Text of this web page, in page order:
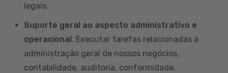
legais.
Suporte geral ao aspecto administrativo e
operacional. Executar tarefas relacionadas à
administração geral de nossos negócios,
contabilidade, auditoria, conformidade,